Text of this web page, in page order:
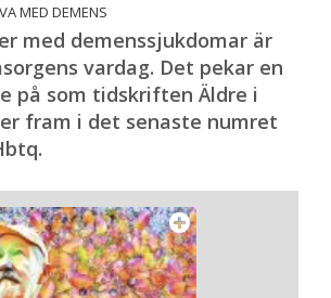
MED DEMENS
med demenssjukdomar är
vardag. Det pekar en
på som tidskriften Äldre i
fram i det senaste numret